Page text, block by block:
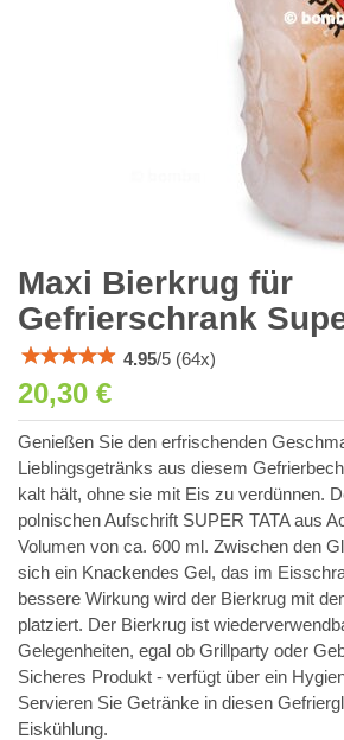
Maxi Bierkrug für
Gefrierschrank
4.95/5 (64x)
20,30 €
Genießen Sie den erfrischenden
Lieblingsgetränks aus diesem
kalt hält, ohne sie mit Eis zu verdünnen.
polnischen Aufschrift SUPER TATA aus
Volumen von ca. 600 ml. Zwischen den
sich ein Knackendes Gel, das im
bessere Wirkung wird der Bierkrug mit
platziert. Der Bierkrug ist
Gelegenheiten, egal ob Grillparty oder
Sicheres Produkt - verfügt über ein
Servieren Sie Getränke in diesen
Eiskühlung.